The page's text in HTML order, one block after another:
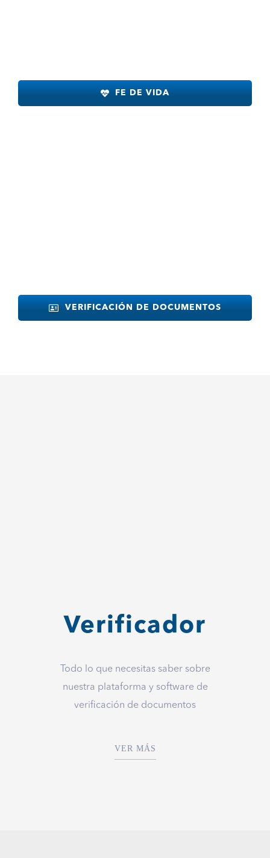
FE DE VIDA
VERIFICACIÓN DE DOCUMENTOS
Verificador
Todo lo que necesitas saber sobre
nuestra plataforma y software de
verificación de documentos
VER MÁS